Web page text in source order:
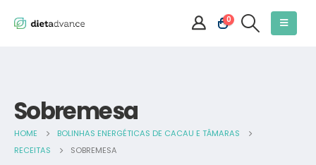
0
Sobremesa
HOME
BOLINHAS ENERGÉTICAS DE CACAU E TÂMARAS
RECEITAS
SOBREMESA